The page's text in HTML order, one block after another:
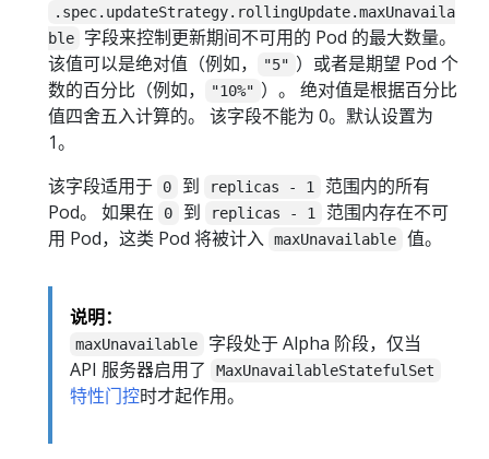
.spec.updateStrategy.rollingUpdate.maxUnavaila
ble
字段来控制更新期间不可用的 Pod 的最大数量。
该值可以是绝对值（例如，
"5" ）或者是期望 Pod 个
数的百分比（例如，
"10%" ）。 绝对值是根据百分比
值四舍五入计算的。 该字段不能为 0。默认设置为
1。
该字段适用于
0 到 replicas - 1
范围内的所有
Pod。 如果在
0 到 replicas - 1
范围内存在不可
用 Pod，这类 Pod 将被计入 maxUnavailable 值。
说明：
maxUnavailable
字段处于 Alpha 阶段，仅当
API 服务器启用了
MaxUnavailableStatefulSet
特性门控时才起作用。